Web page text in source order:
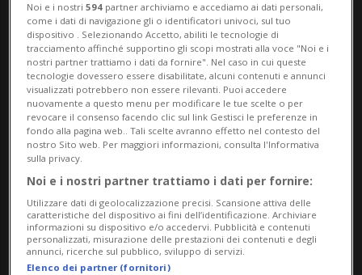
GRECIA
Due pompieri hanno perso la
vita in un incendio boschivo a
Creta
Noi e i nostri594 partner archiviamo e accediamo ai dati personali,
come i dati di navigazione gli o identificatori univoci, sul tuo
dispositivo . Selezionando Accetto, abiliti le tecnologie di
tracciamento affinché supportino gli scopi mostrati alla voce "Noi e i
nostri partner trattiamo i dati da fornire". Nel caso in cui queste
tecnologie dovessero essere disabilitate, alcuni contenuti e annunci
visualizzati potrebbero non essere rilevanti. Puoi accedere
nuovamente a questo menu per modificare le tue scelte o per
revocare il consenso facendo clic sul link Gestisci le preferenze in
fondo alla pagina web.. Tali scelte avranno effetto nel contesto del
nostro Sito web. Per maggiori informazioni, consulta l'Informativa
sulla privacy.
Noi e i nostri partner trattiamo i dati per fornire:
Utilizzare dati di geolocalizzazione precisi. Scansione attiva delle
caratteristiche del dispositivo ai fini dell’identificazione. Archiviare
informazioni su dispositivo e/o accedervi. Pubblicità e contenuti
personalizzati, misurazione delle prestazioni dei contenuti e degli
annunci, ricerche sul pubblico, sviluppo di servizi.
Elenco dei partner (fornitori)